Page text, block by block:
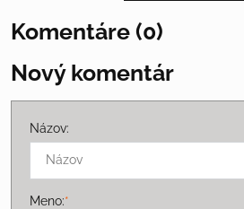
Komentáre (0)
Nový komentár
Názov:
Meno:*